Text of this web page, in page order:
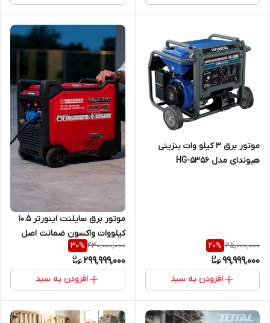
موتور برق 3 کیلو وات بنزینی
هیوندای مدل HG-5356
125,000,000
20%
99,999,000
افزودن به سبد
موتور برق سایلنت اینورتر 10.5
کیلووات واکسون ضمانت اصل
ریموت استارت مدل
VK20500iSER
430,000,000
30%
299,999,000
افزودن به سبد